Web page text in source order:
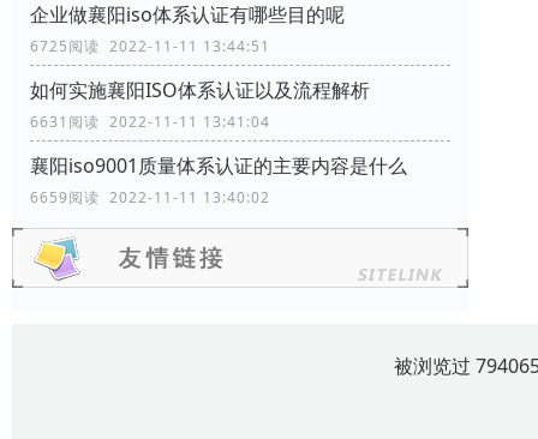
企业做襄阳iso体系认证有哪些目的呢
6725阅读 2022-11-11 13:44:51
如何实施襄阳ISO体系认证以及流程解析
6631阅读 2022-11-11 13:41:04
襄阳iso9001质量体系认证的主要内容是什么
6659阅读 2022-11-11 13:40:02
被浏览过